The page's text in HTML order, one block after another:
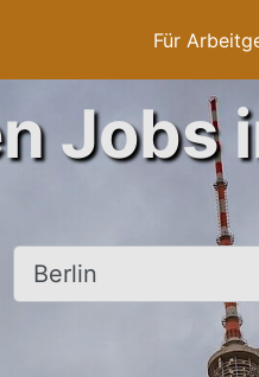
Für
Jobs
Ort, Stadt